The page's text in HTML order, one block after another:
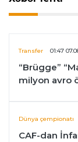
Transfer 01:47
“Brügge”
milyon avro
Dünya çempionatı
CAF-dan